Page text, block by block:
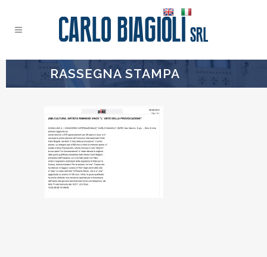
RASSEGNA STAMPA